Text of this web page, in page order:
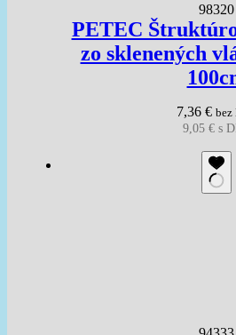
98320
PETEC
zo sklenených
7,36 € bez
9,05 €s